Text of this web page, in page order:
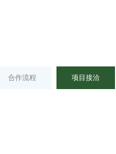
合作流程 项目接洽